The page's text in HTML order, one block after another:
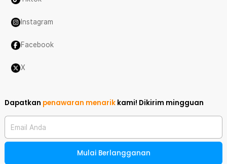
Instagram
Facebook
X
Dapatkan penawaran menarik kami! Dikirim mingguan
Email Anda
Mulai Berlangganan